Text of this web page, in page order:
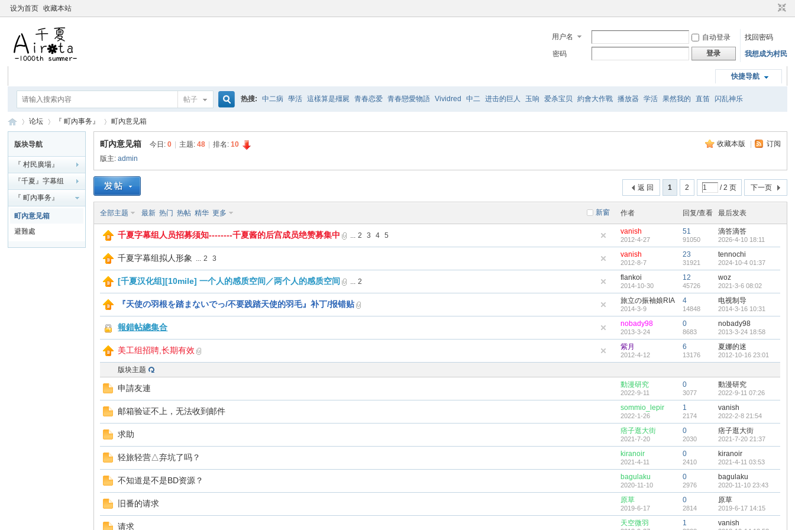
设为首页 收藏本站
用户名 自动登录
找回密码
密码
登录 我想成为村民
快捷导航
帖子 热搜: 中二病 學活 這樣算是殭屍 青春恋爱 青春戀愛物語 Vividred 中二 进击的巨人 玉响 爱杀宝贝 約會大作戰 播放器 学活 果然我的 直笛 闪乱神乐
千 »
论坛
›
『 町內事务』
›
町內意见箱
版块导航
『 村民廣場』
『千夏』字幕组
『 町內事务』
町內意见箱
避難處
收藏本版 订阅
町內意见箱 今日:0 主题:48 排名:10
版主:admin
1 2 / 2 页 下一页
返 回
新窗
全部主题 最新 热门 热帖 精华 更多 作者 回复/查看 最后发表
千夏字幕组人员招募须知--------千夏酱的后宫成员绝赞募集中 ... 2 3 4 5 vanish
2012-4-27
51
91050
滴答滴答
2026-4-10 18:11
千夏字幕组拟人形象 ... 2 3 vanish
2012-8-7
23
31921
tennochi
2024-10-4 01:37
[千夏汉化组][10mile] 一个人的感质空间／两个人的感质空间 ... 2 flankoi
2014-10-30
12
45726
woz
2021-3-6 08:02
『天使の羽根を踏まないでっ/不要践踏天使的羽毛』补丁/报错贴 旅立の振袖娘RIA
2014-3-9
4
14848
电视制导
2014-3-16 10:31
報錯帖總集合 nobady98
2013-3-24
0
8683
nobady98
2013-3-24 18:58
美工组招聘,长期有效 紫月
2012-4-12
6
13176
夏娜的迷
2012-10-16 23:01
版块主题
申請友連 動漫研究
2022-9-11
0
3077
動漫研究
2022-9-11 07:26
邮箱验证不上，无法收到邮件 sommio_lepir
2022-1-26
1
2174
vanish
2022-2-8 21:54
求助 痞子逛大街
2021-7-20
0
2030
痞子逛大街
2021-7-20 21:37
轻旅轻营△弃坑了吗？ kiranoir
2021-4-11
0
2410
kiranoir
2021-4-11 03:53
不知道是不是BD资源？ bagulaku
2020-11-10
0
2976
bagulaku
2020-11-10 23:43
旧番的请求 原草
2019-6-17
0
2814
原草
2019-6-17 14:15
请求 天空微羽 1 vanish